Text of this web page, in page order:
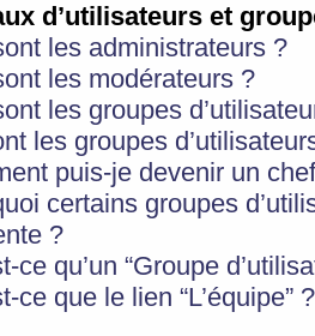
d’utilisateurs et
les administrateurs ?
les modérateurs ?
les groupes
les groupes
puis-je devenir un
certains groupes
?
ce qu’un “Groupe
ce que le lien “L’équipe” ?